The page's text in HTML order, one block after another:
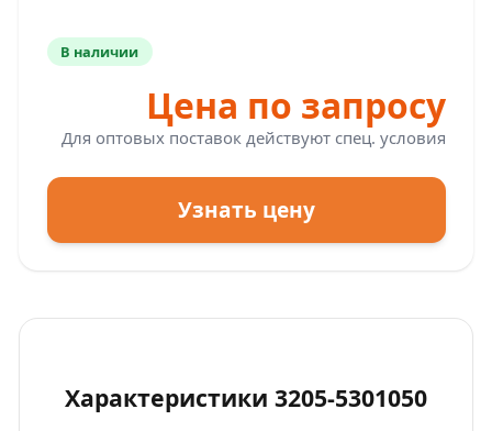
В наличии
Цена по запросу
Для оптовых поставок действуют спец. условия
Узнать цену
Характеристики 3205-5301050